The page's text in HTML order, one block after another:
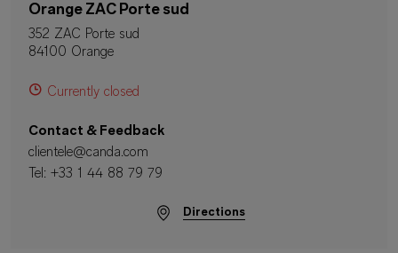
Orange ZAC Porte sud
352 ZAC Porte sud
84100 Orange
Currently closed
Contact & Feedback
clientele@canda.com
Tel: +33 1 44 88 79 79
Directions